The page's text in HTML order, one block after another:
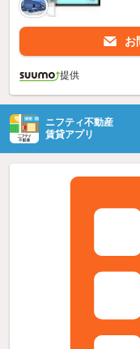
お
提供
ニフティ不動産
賃貸アプリ